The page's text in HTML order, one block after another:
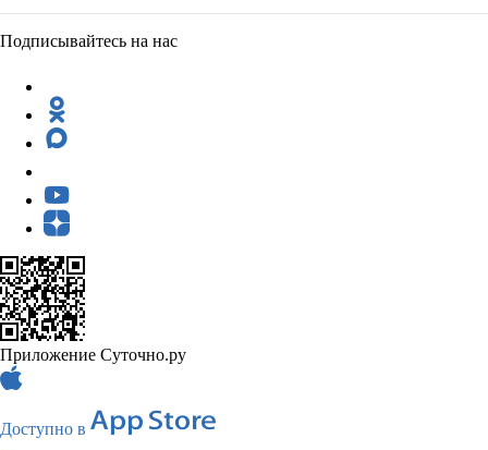
Подписывайтесь на нас
Приложение Суточно.ру
Доступно в